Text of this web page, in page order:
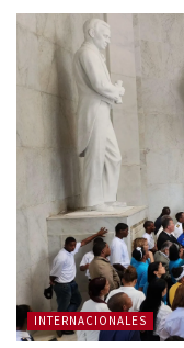
INTERNACIONALES